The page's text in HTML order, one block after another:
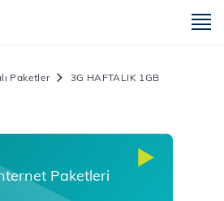
Paketler 3G HAFTALIK 1GB
Paketleri